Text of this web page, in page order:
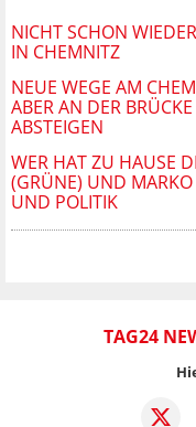
NICHT SCHON
IN CHEMNITZ
NEUE WEGE AM
BER AN DER BRÜCKE
BSTEIGEN
WER HAT ZU HAUSE
(GRÜNE) UND
UND POLITIK
TAG24